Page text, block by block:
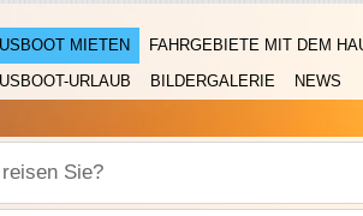
MIETEN FAHRGEBIETE MIT DEM
URLAUB
BILDERGALERIE NEWS
Sie?